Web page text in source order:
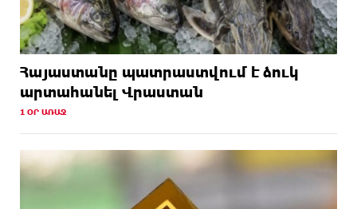
Հայաստանը պատրաստվում է ձուկ
արտահանել Վրաստան
1 ՕՐ ԱՌԱՋ